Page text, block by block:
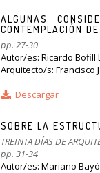
ALGUNAS
CONTEMPLACIÓN
pp. 27-30
Autor/es: Ricardo Bofill
Arquitecto/s: Francisco
Descargar
SOBRE LA
TREINTA DÍAS DE
pp. 31-34
Autor/es: Mariano